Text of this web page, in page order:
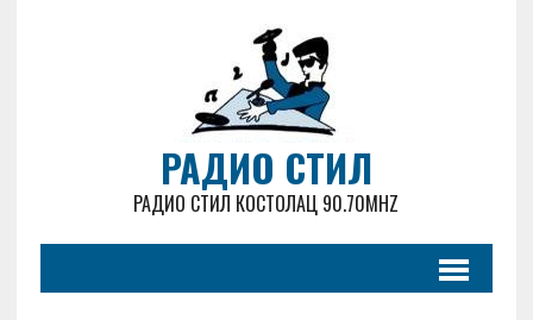
РАДИО СТИЛ
РАДИО СТИЛ КОСТОЛАЦ 90.70MHZ